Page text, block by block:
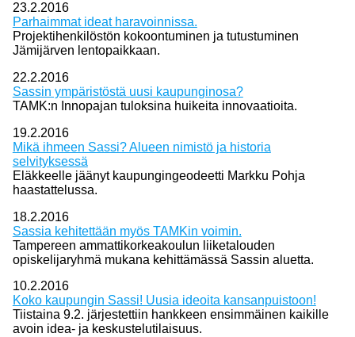
23.2.2016
Parhaimmat ideat haravoinnissa.
Projektihenkilöstön kokoontuminen ja tutustuminen
Jämijärven lentopaikkaan.
22.2.2016
Sassin ympäristöstä uusi kaupunginosa?
TAMK:n Innopajan tuloksina huikeita innovaatioita.
19.2.2016
Mikä ihmeen Sassi? Alueen nimistö ja historia
selvityksessä
Eläkkeelle jäänyt kaupungingeodeetti Markku Pohja
haastattelussa.
18.2.2016
Sassia kehitettään myös TAMKin voimin.
Tampereen ammattikorkeakoulun liiketalouden
opiskelijaryhmä mukana kehittämässä Sassin aluetta.
10.2.2016
Koko kaupungin Sassi! Uusia ideoita kansanpuistoon!
Tiistaina 9.2. järjestettiin hankkeen ensimmäinen kaikille
avoin idea- ja keskustelutilaisuus.